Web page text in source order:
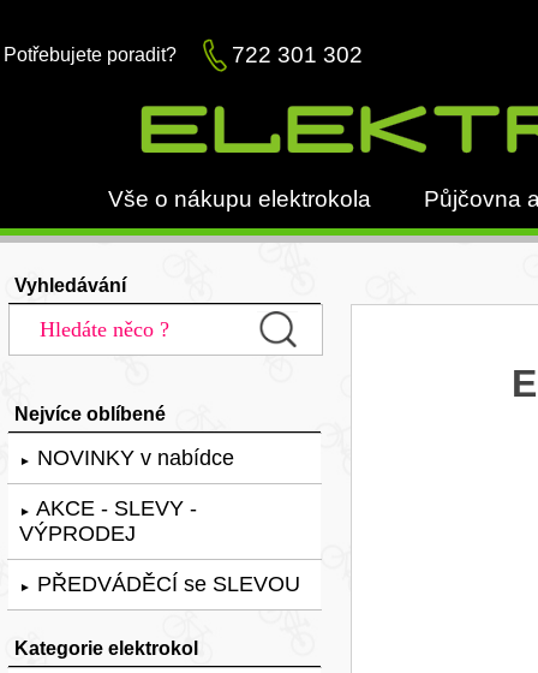
Potřebujete poradit? 722 301 302
Vše o nákupu elektrokola Půjčovna
Vyhledávání
Nejvíce oblíbené
► NOVINKY v nabídce
► AKCE - SLEVY -
VÝPRODEJ
► PŘEDVÁDĚCÍ se SLEVOU
Kategorie elektrokol